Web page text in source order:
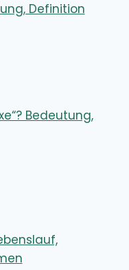
Definition
Bedeutung,